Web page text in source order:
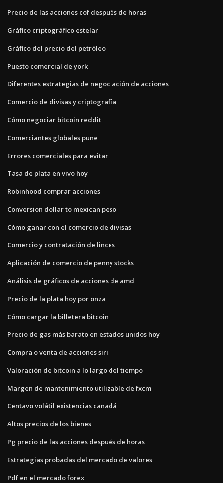
Precio de las acciones cof después de horas
Gráfico criptográfico estelar
Gráfico del precio del petróleo
Puesto comercial de york
Diferentes estrategias de negociación de acciones
Comercio de divisas y criptografía
Cómo negociar bitcoin reddit
Comerciantes globales pune
Errores comerciales para evitar
Tasa de plata en vivo hoy
Robinhood comprar acciones
Conversion dollar to mexican peso
Cómo ganar con el comercio de divisas
Comercio y contratación de linces
Aplicación de comercio de penny stocks
Análisis de gráficos de acciones de amd
Precio de la plata hoy por onza
Cómo cargar la billetera bitcoin
Precio de gas más barato en estados unidos hoy
Compra o venta de acciones siri
Valoración de bitcoin a lo largo del tiempo
Margen de mantenimiento utilizable de fxcm
Centavo volátil existencias canadá
Altos precios de los bienes
Pg precio de las acciones después de horas
Estrategias probadas del mercado de valores
Pdf en el mercado forex